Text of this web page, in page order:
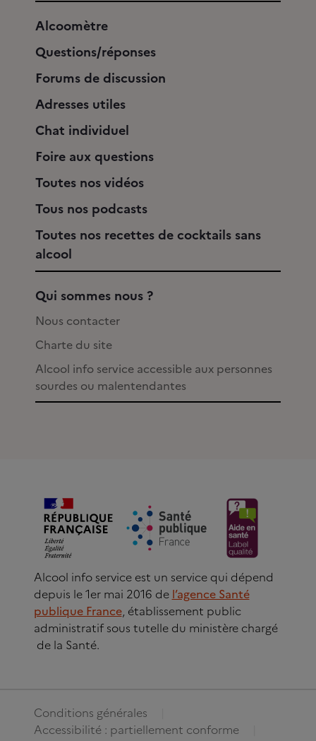
Alcoomètre
Questions/réponses
Forums de discussion
Adresses utiles
Chat individuel
Foire aux questions
Toutes nos vidéos
Tous nos podcasts
Toutes nos recettes de cocktails sans
alcool
Qui sommes nous ?
Nous contacter
Charte du site
Alcool info service accessible aux personnes
sourdes ou malentendantes
Alcool info service est un service qui dépend
depuis le 1er mai 2016 de l’agence Santé
publique France, établissement public
administratif sous tutelle du ministère chargé
de la Santé.
Conditions générales
Accessibilité : partiellement conforme